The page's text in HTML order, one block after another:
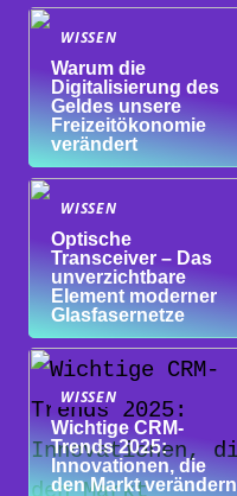
WISSEN
Warum die
Digitalisierung des
Geldes unsere
Freizeitökonomie
verändert
WISSEN
Optische
Transceiver – Das
unverzichtbare
Element moderner
Glasfasernetze
WISSEN
Wichtige CRM-
Trends 2025:
Innovationen, die
den Markt verändern